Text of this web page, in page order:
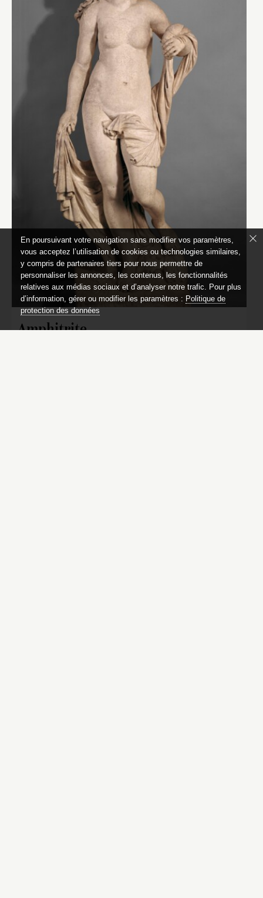
Amphitrite
En poursuivant votre navigation sans modifier vos paramètres,
vous acceptez l’utilisation de cookies ou technologies similaires,
y compris de partenaires tiers pour nous permettre de
personnaliser les annonces, les contenus, les fonctionnalités
relatives aux médias sociaux et d’analyser notre trafic. Pour plus
d’information, gérer ou modifier les paramètres : Politique de
protection des données